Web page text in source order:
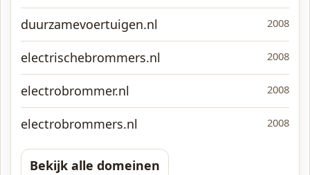
duurzamevoertuigen.nl 2008
electrischebrommers.nl 2008
electrobrommer.nl 2008
electrobrommers.nl 2008
Bekijk alle domeinen